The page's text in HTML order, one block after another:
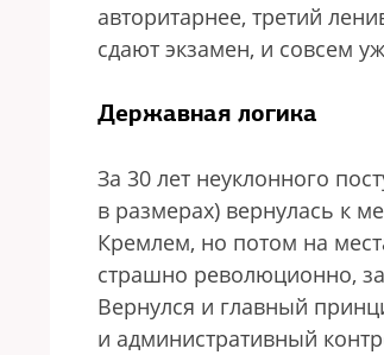
авторитарнее, третий
сдают экзамен, и совсем
Державная логика
За 30 лет неуклонного
в размерах) вернулась к
Кремлем, но потом на
страшно революционно,
Вернулся и главный
и административный